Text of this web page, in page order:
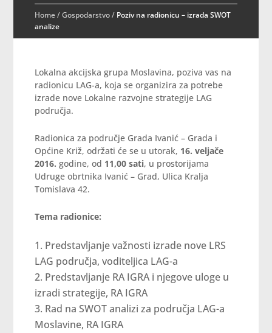
Home/Gospodarstvo/ Poziv na radionicu – izrada SWOT
analize
Lokalna akcijska grupa Moslavina, poziva vas na
radionicu LAG-a, koja se organizira za potrebe
izrade nove Lokalne razvojne strategije LAG
područja.
Radionica za područje Grada Ivanić – Grada i
Općine Križ, održati će se u utorak, 16. veljače
2016. godine, od 11,00 sati, u prostorijama
Udruge obrtnika Ivanić – Grad, Ulica Kralja
Tomislava 42.
Tema radionice:
Predstavljanje važnosti izrade nove LRS
LAG područja, voditeljica LAG-a
Predstavljanje RA IGRA i njegove uloge u
izradi strategije, RA IGRA
Rad na SWOT analizi za područja LAG-a
Moslavine, RA IGRA